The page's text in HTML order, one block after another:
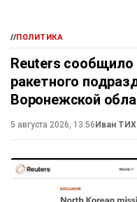
//ПОЛИТИКА
Reuters сообщило
ракетного
Воронежской
5 августа 2026, 13:56 Иван